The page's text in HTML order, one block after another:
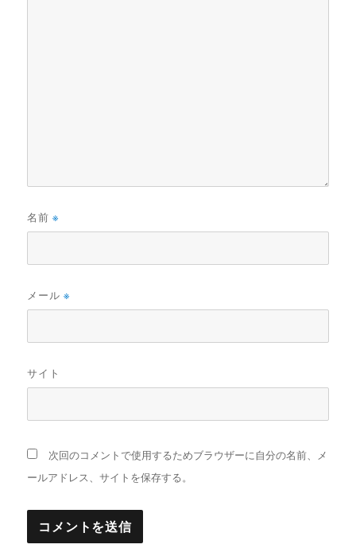
名前※
メール※
サイト
次回のコメントで使用するためブラウザーに自分の名前、メ
ールアドレス、サイトを保存する。